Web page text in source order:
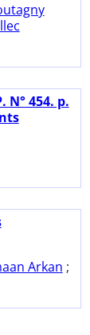
N° 454. p.
Arkan ;